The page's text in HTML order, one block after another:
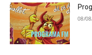
08/